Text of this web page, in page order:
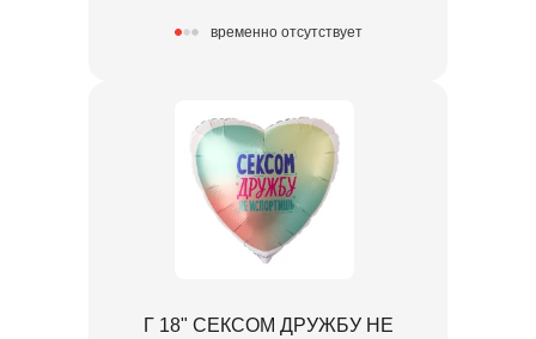
временно отсутствует
Г 18" СЕКСОМ ДРУЖБУ НЕ